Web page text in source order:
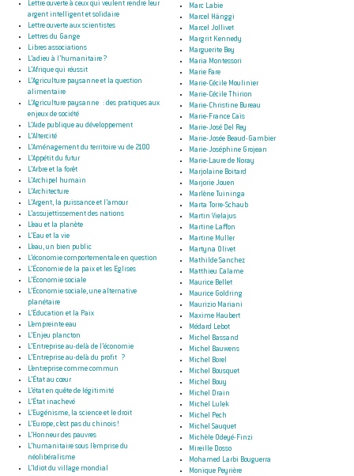
Lettre ouverte à ceux qui veulent rendre leur
argent intelligent et solidaire
Lettre ouverte aux scientistes
Lettres du Gange
Libres associations
L’adieu à l’humanitaire ?
L’Afrique qui réussit
L’Agriculture paysanne et la question
alimentaire
L’Agriculture paysanne : des pratiques aux
enjeux de société
L’Aide publique au développement
L’Altercité
L’Aménagement du territoire vu de 2100
L’Appétit du futur
L’Arbre et la forêt
L’Archipel humain
L’Architecture
L’Argent, la puissance et l’amour
L’assujettissement des nations
L’eau et la planète
L’Eau et la vie
L’eau, un bien public
L’économie comportementale en question
L’Économie de la paix et les Eglises
L’Économie sociale
L’Économie sociale, une alternative
planétaire
L’Éducation et la Paix
L’empreinte eau
L’Enjeu plancton
L’Entreprise au-delà de l’économie
L’Entreprise au-delà du profit ?
L’entreprise comme commun
L’État au cœur
L’état en quête de légitimité
L’État inachevé
L’Eugénisme, la science et le droit
L’Europe, c’est pas du chinois !
L’Honneur des pauvres
L’humanitaire sous l’emprise du
néolibéralisme
L’Idiot du village mondial
Marc Labie
Marcel Hänggi
Marcel Jollivet
Margrit Kennedy
Marguerite Bey
Maria Montessori
Marie Fare
Marie-Cécile Moulinier
Marie-Cécile Thirion
Marie-Christine Bureau
Marie-France Caïs
Marie-José Del Rey
Marie-Josée Beaud-Gambier
Marie-Joséphine Grojean
Marie-Laure de Noray
Marjolaine Boitard
Marjorie Jouen
Marlène Tuininga
Marta Torre-Schaub
Martin Vielajus
Martine Laffon
Martine Muller
Martyna Olivet
Mathilde Sanchez
Matthieu Calame
Maurice Bellet
Maurice Goldring
Maurizio Mariani
Maxime Haubert
Médard Lebot
Michel Bassand
Michel Bauwens
Michel Borel
Michel Bousquet
Michel Bouy
Michel Drain
Michel Lulek
Michel Pech
Michel Sauquet
Michèle Odeyé-Finzi
Mireille Dosso
Mohamed Larbi Bouguerra
Monique Peyrière